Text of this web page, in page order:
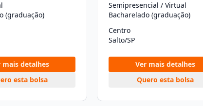
(graduação)
mais detalhes
esta bolsa
Semipresencial / Virtual
Bacharelado (graduação)
Centro
Salto/SP
Ver mais detalhes
Quero esta bolsa